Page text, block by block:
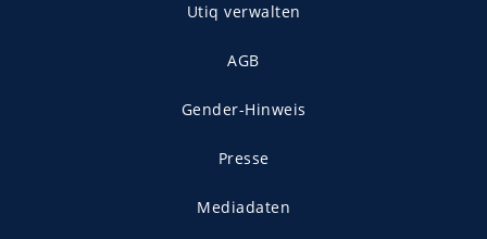
Utiq verwalten
AGB
Gender-Hinweis
Presse
Mediadaten